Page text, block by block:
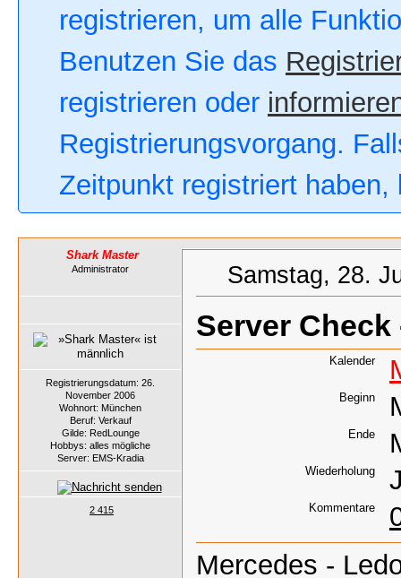
registrieren, um alle
Benutzen Sie das
registrieren oder
Registrierungsvorgang.
Zeitpunkt registriert
Shark Master
Administrator
Registrierungsdatum: 26.
November 2006
Wohnort: München
Beruf: Verkauf
Gilde: RedLounge
Hobbys: alles mögliche
Server: EMS-Kradia
2 415
Samstag, 28.
Server Check
Kalender
Beginn
Ende
Wiederholung
Kommentare
Mercedes -